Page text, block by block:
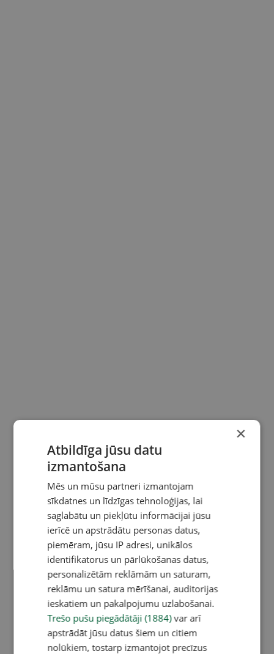
×
Atbildīga jūsu datu
izmantošana
Mēs un mūsu partneri izmantojam
sīkdatnes un līdzīgas tehnoloģijas, lai
saglabātu un piekļūtu informācijai jūsu
ierīcē un apstrādātu personas datus,
piemēram, jūsu IP adresi, unikālos
identifikatorus un pārlūkošanas datus,
personalizētām reklāmām un saturam,
reklāmu un satura mērīšanai, auditorijas
ieskatiem un pakalpojumu uzlabošanai.
Trešo pušu piegādātāji (1884)var arī
apstrādāt jūsu datus šiem un citiem
nolūkiem, tostarp izmantojot precīzus